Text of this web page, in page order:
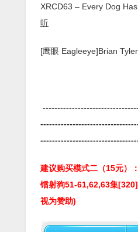
XRCD63 – Every Dog
听
[鹰眼 Eagleeye]Brian
建议购买模式二（15元）
镭射狗51-61,62,63集[320]
视为赞助)